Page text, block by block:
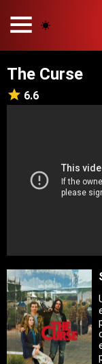
PRINCÍPIOS
POLÍTICA DE
TERMOS E
Novelas
The Curse
6.6